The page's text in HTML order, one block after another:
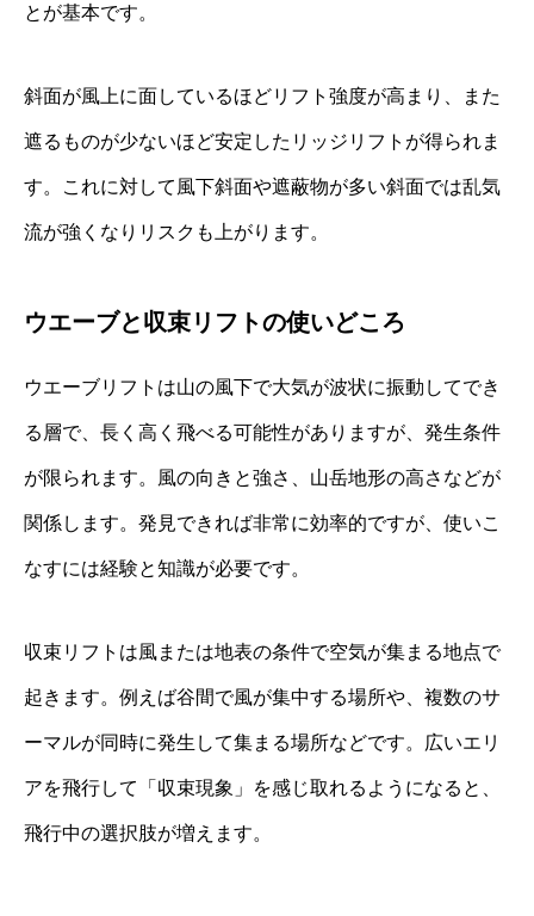
とが基本です。
斜面が風上に面しているほどリフト強度が高まり、また
遮るものが少ないほど安定したリッジリフトが得られま
す。これに対して風下斜面や遮蔽物が多い斜面では乱気
流が強くなりリスクも上がります。
ウエーブと収束リフトの使いどころ
ウエーブリフトは山の風下で大気が波状に振動してでき
る層で、長く高く飛べる可能性がありますが、発生条件
が限られます。風の向きと強さ、山岳地形の高さなどが
関係します。発見できれば非常に効率的ですが、使いこ
なすには経験と知識が必要です。
収束リフトは風または地表の条件で空気が集まる地点で
起きます。例えば谷間で風が集中する場所や、複数のサ
ーマルが同時に発生して集まる場所などです。広いエリ
アを飛行して「収束現象」を感じ取れるようになると、
飛行中の選択肢が増えます。